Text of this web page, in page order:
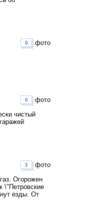
0 фото
чистый
0 фото
Огорожен
\"Петровские
езды. От
2 фото